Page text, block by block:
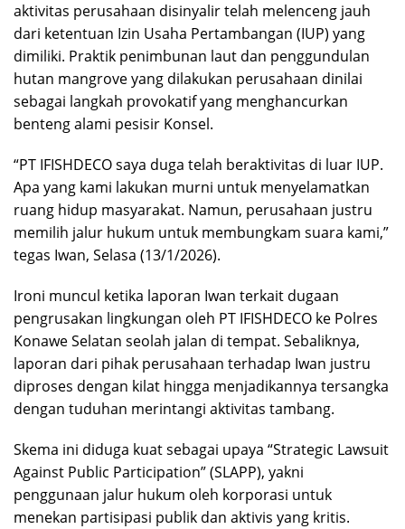
aktivitas perusahaan disinyalir telah melenceng jauh
dari ketentuan Izin Usaha Pertambangan (IUP) yang
dimiliki. Praktik penimbunan laut dan penggundulan
hutan mangrove yang dilakukan perusahaan dinilai
sebagai langkah provokatif yang menghancurkan
benteng alami pesisir Konsel.
‎“PT IFISHDECO saya duga telah beraktivitas di luar IUP.
Apa yang kami lakukan murni untuk menyelamatkan
ruang hidup masyarakat. Namun, perusahaan justru
memilih jalur hukum untuk membungkam suara kami,”
tegas Iwan, Selasa (13/1/2026).
‎Ironi muncul ketika laporan Iwan terkait dugaan
pengrusakan lingkungan oleh PT IFISHDECO ke Polres
Konawe Selatan seolah jalan di tempat. Sebaliknya,
laporan dari pihak perusahaan terhadap Iwan justru
diproses dengan kilat hingga menjadikannya tersangka
dengan tuduhan merintangi aktivitas tambang.
‎Skema ini diduga kuat sebagai upaya “Strategic Lawsuit
Against Public Participation” (SLAPP), yakni
penggunaan jalur hukum oleh korporasi untuk
menekan partisipasi publik dan aktivis yang kritis.